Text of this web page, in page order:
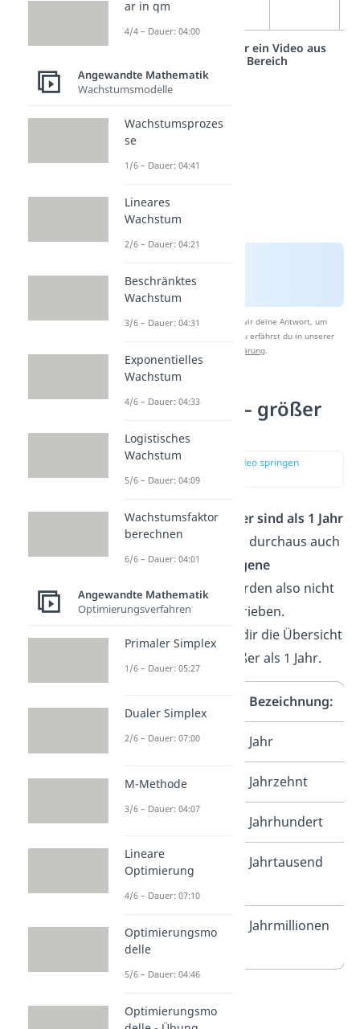
Studyflix vernetzt: Hier ein Video aus
einem anderen Bereich
Nach Beantwortung speichern wir deine Antwort, um
Studyflix zu verbessern. Mehr dazu erfährst du in unserer
Datenschutzerklärung.
Zeiteinheiten — größer
als 1 Jahr
zur Stelle im Video springen
(02:15)
Zeiteinheiten, diegrößer sind als 1 Jahr
(1 a), kommen im Alltag durchaus auch
mal vor. Hier gibt es
eigene
Bezeichnungen. Sie werden also nicht
mit einem Präfix beschrieben.
Folgende Tabelle zeigt dir die Übersicht
über Zeiteinheiten größer als 1 Jahr.
Bezeichnung:
1 a 100 Jahr
10 a 10 Jahrzehnt
Jahrhundert
1 000
Jahrtausend
1 000
000 a
Jahrmillionen
ar in qm
4/4 – Dauer: 04:00
Angewandte Mathematik
Wachstumsmodelle
Wachstumsprozes
se
1/6 – Dauer: 04:41
Lineares
Wachstum
2/6 – Dauer: 04:21
Beschränktes
Wachstum
3/6 – Dauer: 04:31
Exponentielles
Wachstum
4/6 – Dauer: 04:33
Logistisches
Wachstum
5/6 – Dauer: 04:09
Wachstumsfaktor
berechnen
6/6 – Dauer: 04:01
Angewandte Mathematik
Optimierungsverfahren
Primaler Simplex
1/6 – Dauer: 05:27
Dualer Simplex
2/6 – Dauer: 07:00
M-Methode
3/6 – Dauer: 04:07
Lineare
Optimierung
4/6 – Dauer: 07:10
Optimierungsmo
delle
5/6 – Dauer: 04:46
Optimierungsmo